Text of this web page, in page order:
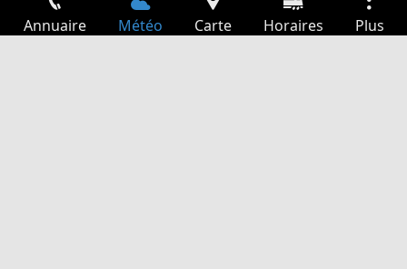
Annuaire Météo Carte Horaires Plus